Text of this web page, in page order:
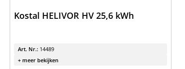
Kostal HELIVOR HV 25,6 kWh
Art. Nr.: 14489
+ meer bekijken